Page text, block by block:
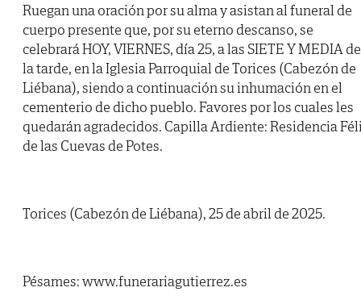
Ruegan una oración por su alma y asistan al funeral de
cuerpo presente que, por su eterno descanso, se
celebrará HOY, VIERNES, día 25, a las SIETE Y MEDIA de
la tarde, en la Iglesia Parroquial de Torices (Cabezón de
Liébana), siendo a continuación su inhumación en el
cementerio de dicho pueblo. Favores por los cuales les
quedarán agradecidos. Capilla Ardiente: Residencia
de las Cuevas de Potes.
Torices (Cabezón de Liébana), 25 de abril de 2025.
Pésames: www.funerariagutierrez.es